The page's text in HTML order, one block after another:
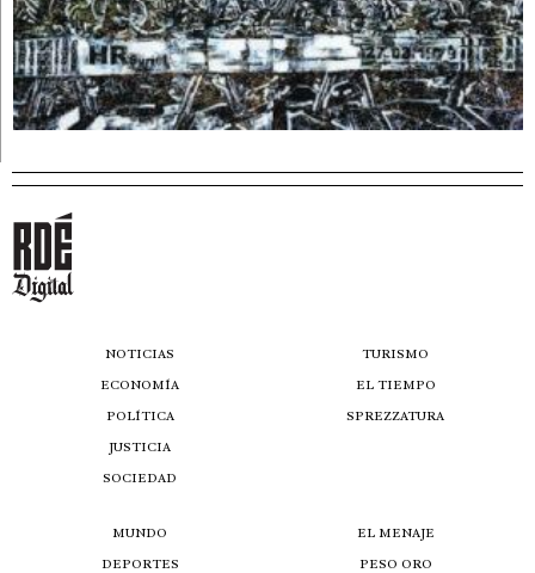
NOTICIAS
ECONOMÍA
POLÍTICA
JUSTICIA
SOCIEDAD
TURISMO
EL TIEMPO
SPREZZATURA
MUNDO
DEPORTES
EL MENAJE
PESO ORO